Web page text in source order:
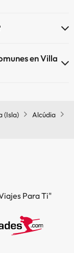
instalaciones.
en Villa
(Isla)
Alcúdia
Para Ti"